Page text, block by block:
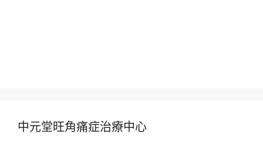
中元堂旺角痛症治療中心